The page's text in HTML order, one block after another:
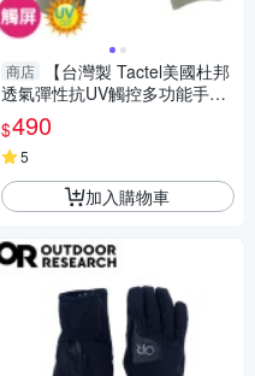
商店
【台灣製 Tactel美國杜邦
透氣彈性抗UV觸控多功能手套
《灰/黑》】VS17003/觸控手
套/防曬手套
$490
5
加入購物車